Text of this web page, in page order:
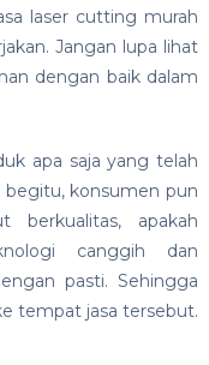
laser cutting murah
Jangan lupa lihat
dengan baik dalam
apa saja yang telah
begitu, konsumen pun
berkualitas, apakah
canggih dan
pasti. Sehingga
tempat jasa tersebut.